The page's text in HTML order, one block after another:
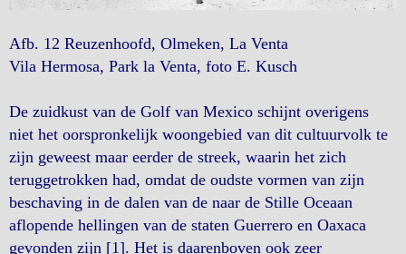
Afb. 12 Reuzenhoofd, Olmeken, La Venta
Vila Hermosa, Park la Venta, foto E. Kusch
De zuidkust van de Golf van Mexico schijnt overigens
niet het oorspronkelijk woongebied van dit cultuurvolk te
zijn geweest maar eerder de streek, waarin het zich
teruggetrokken had, omdat de oudste vormen van zijn
beschaving in de dalen van de naar de Stille Oceaan
aflopende hellingen van de staten Guerrero en Oaxaca
gevonden zijn [1]. Het is daarenboven ook zeer